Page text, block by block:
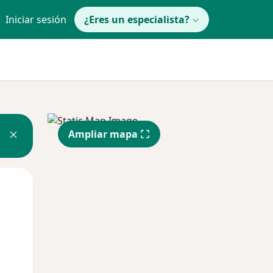
Iniciar sesión ¿Eres un especialista?
Ampliar mapa